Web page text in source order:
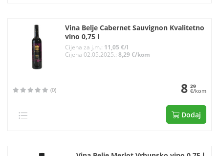
Vina Belje Cabernet Sauvignon Kvalitetno
vino 0,75 l
Cijena za j.m.: 11,05 €/l
Cijena 02.05.2025.: 8,29 €/kom
(0) 8 29
€/kom
Dodaj